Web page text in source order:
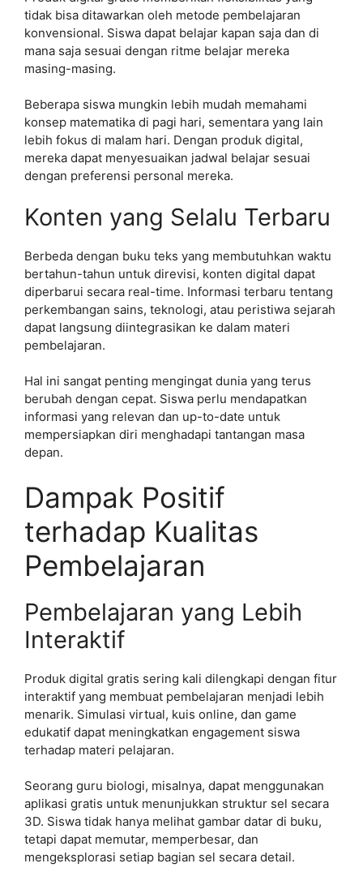
tidak bisa ditawarkan oleh metode pembelajaran
konvensional. Siswa dapat belajar kapan saja dan di
mana saja sesuai dengan ritme belajar mereka
masing-masing.
Beberapa siswa mungkin lebih mudah memahami
konsep matematika di pagi hari, sementara yang lain
lebih fokus di malam hari. Dengan produk digital,
mereka dapat menyesuaikan jadwal belajar sesuai
dengan preferensi personal mereka.
Konten yang Selalu Terbaru
Berbeda dengan buku teks yang membutuhkan waktu
bertahun-tahun untuk direvisi, konten digital dapat
diperbarui secara real-time. Informasi terbaru tentang
perkembangan sains, teknologi, atau peristiwa sejarah
dapat langsung diintegrasikan ke dalam materi
pembelajaran.
Hal ini sangat penting mengingat dunia yang terus
berubah dengan cepat. Siswa perlu mendapatkan
informasi yang relevan dan up-to-date untuk
mempersiapkan diri menghadapi tantangan masa
depan.
Dampak Positif
terhadap Kualitas
Pembelajaran
Pembelajaran yang Lebih
Interaktif
Produk digital gratis sering kali dilengkapi dengan fitur
interaktif yang membuat pembelajaran menjadi lebih
menarik. Simulasi virtual, kuis online, dan game
edukatif dapat meningkatkan engagement siswa
terhadap materi pelajaran.
Seorang guru biologi, misalnya, dapat menggunakan
aplikasi gratis untuk menunjukkan struktur sel secara
3D. Siswa tidak hanya melihat gambar datar di buku,
tetapi dapat memutar, memperbesar, dan
mengeksplorasi setiap bagian sel secara detail.